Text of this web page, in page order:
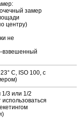
замер
центру)
не
взвешенный
C, ISO 100, с
1/3 или 1/2